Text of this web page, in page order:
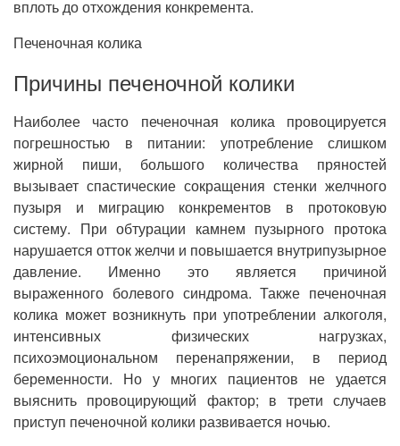
вплоть до отхождения конкремента.
Печеночная колика
Причины печеночной колики
Наиболее часто печеночная колика провоцируется
погрешностью в питании: употребление слишком
жирной пиши, большого количества пряностей
вызывает спастические сокращения стенки желчного
пузыря и миграцию конкрементов в протоковую
систему. При обтурации камнем пузырного протока
нарушается отток желчи и повышается внутрипузырное
давление. Именно это является причиной
выраженного болевого синдрома. Также печеночная
колика может возникнуть при употреблении алкоголя,
интенсивных физических нагрузках,
психоэмоциональном перенапряжении, в период
беременности. Но у многих пациентов не удается
выяснить провоцирующий фактор; в трети случаев
приступ печеночной колики развивается ночью.